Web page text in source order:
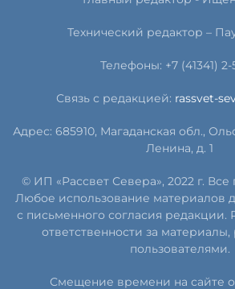
Технический редактор –
Телефоны: +7 (41341) 2-
Связь с редакцией: rassvet-
Адрес: 685910, Магаданская обл.,
Ленина, д. 1
© ИП «Рассвет Севера», 2022 г.
Любое использование материалов
с письменного согласия редакции.
ответственности за
пользователями.
Смещение времени на сайте